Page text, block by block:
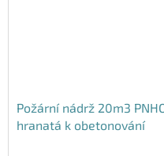
Požární nádrž 20m3
hranatá k obetonování